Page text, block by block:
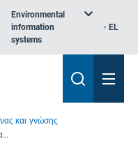
Environmental
information
systems
EL
και γνώσης
Προστασία της Βαλτικής Θάλασσας από ανεπεξέργαστες διαρροές λυμάτων κατά τη διάρκεια πλημμυρών σε αστικές περιοχές